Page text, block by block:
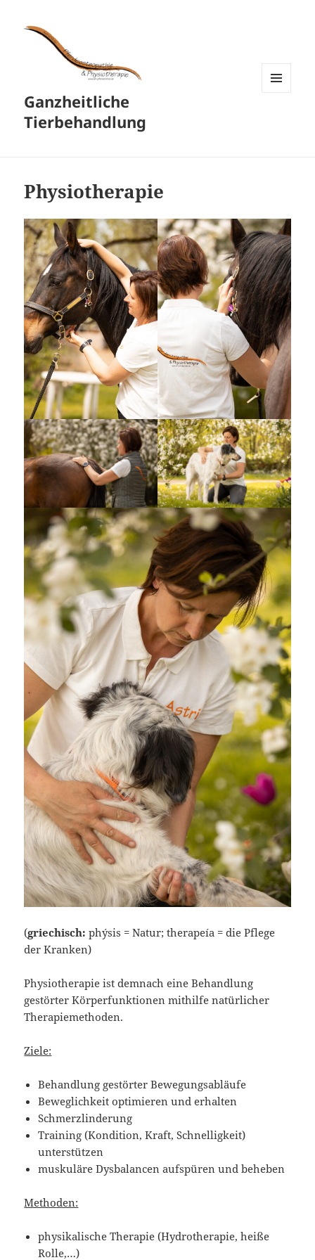
Ganzheitliche
Tierbehandlung
Physiotherapie
(griechisch: phýsis = Natur; therapeía = die Pflege
der Kranken)
Physiotherapie ist demnach eine Behandlung
gestörter Körperfunktionen mithilfe natürlicher
Therapiemethoden.
Ziele:
Behandlung gestörter Bewegungsabläufe
Beweglichkeit optimieren und erhalten
Schmerzlinderung
Training (Kondition, Kraft, Schnelligkeit)
unterstützen
muskuläre Dysbalancen aufspüren und beheben
Methoden:
physikalische Therapie (Hydrotherapie, heiße
Rolle,…)